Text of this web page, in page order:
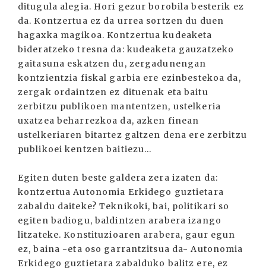
ditugula alegia. Hori gezur borobila besterik ez
da. Kontzertua ez da urrea sortzen du duen
hagaxka magikoa. Kontzertua kudeaketa
bideratzeko tresna da: kudeaketa gauzatzeko
gaitasuna eskatzen du, zergadunengan
kontzientzia fiskal garbia ere ezinbestekoa da,
zergak ordaintzen ez dituenak eta baitu
zerbitzu publikoen mantentzen, ustelkeria
uxatzea beharrezkoa da, azken finean
ustelkeriaren bitartez galtzen dena ere zerbitzu
publikoei kentzen baitiezu...
Egiten duten beste galdera zera izaten da:
kontzertua Autonomia Erkidego guztietara
zabaldu daiteke? Teknikoki, bai, politikari so
egiten badiogu, baldintzen arabera izango
litzateke. Konstituzioaren arabera, gaur egun
ez, baina -eta oso garrantzitsua da- Autonomia
Erkidego guztietara zabalduko balitz ere, ez